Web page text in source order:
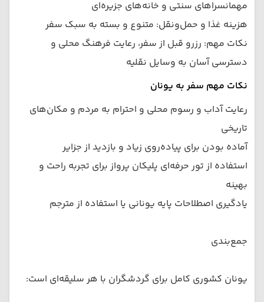
مهمانسراهای سنتی و خانه‌های جزیره‌ای
هزینه غذا و حمل‌ونقل: متنوع و بسته به سبک سفر
نکات مهم: رزرو قبل از سفر، رعایت فرهنگ محلی و
دسترسی آسان به وسایل نقلیه
نکات مهم سفر به یونان
رعایت آداب و رسوم محلی و احترام به مردم و مکان‌های
تاریخی
آماده بودن برای پیاده‌روی زیاد و بازدید از جزایر
استفاده از تور حرفه‌ای پلیکان پرواز برای تجربه راحت و
بهینه
یادگیری اصطلاحات پایه یونانی یا استفاده از مترجم
جمع‌بندی
یونان کشوری کامل برای گردشگران با هر سلیقه‌ای است: